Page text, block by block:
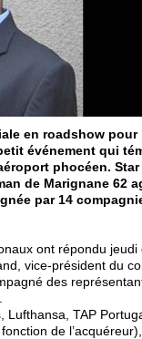
en roadshow pour
événement qui
phocéen.
de Marignane 62
par 14
ont répondu jeudi
vice-président du
des
Lufthansa, TAP
de